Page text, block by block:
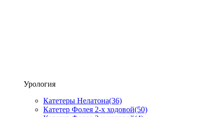
Урология
Катетеры Нелатона(36)
Катетер Фолея 2-х ходовой(50)